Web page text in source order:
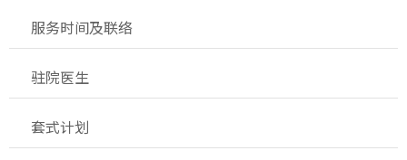
服务时间及联络
驻院医生
套式计划